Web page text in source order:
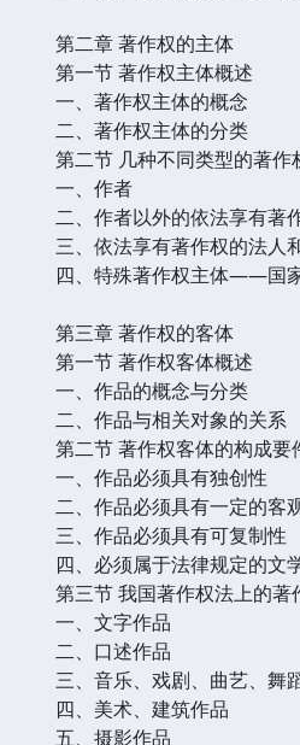
第二章 著作权的主体
第一节 著作权主体概述
一、著作权主体的概念
二、著作权主体的分类
第二节 几种不同类型的著作
一、作者
二、作者以外的依法享有著
三、依法享有著作权的法人
四、特殊著作权主体——国
第三章 著作权的客体
第一节 著作权客体概述
一、作品的概念与分类
二、作品与相关对象的关系
第二节 著作权客体的构成要
一、作品必须具有独创性
二、作品必须具有一定的客
三、作品必须具有可复制性
四、必须属于法律规定的文
第三节 我国著作权法上的著
一、文字作品
二、口述作品
三、音乐、戏剧、曲艺、舞
四、美术、建筑作品
五、摄影作品